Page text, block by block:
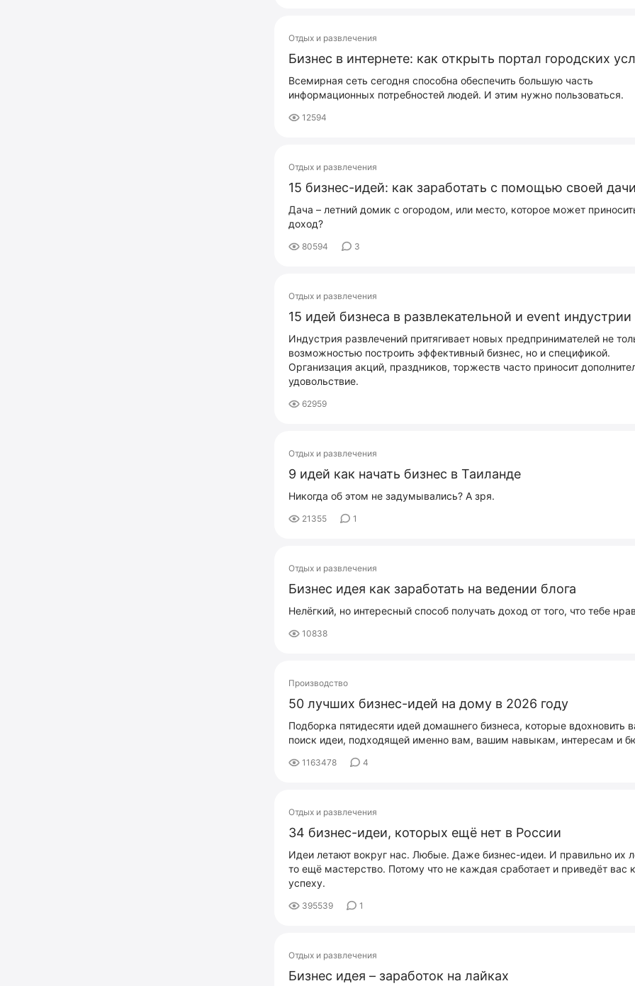
Отдых и развлечения
Бизнес в интернете: как открыть портал городских
Всемирная сеть сегодня способна обеспечить большую часть
информационных потребностей людей. И этим нужно пользоваться.
12594
Отдых и развлечения
15 бизнес-идей: как заработать с помощью своей дачи
Дача – летний домик с огородом, или место, которое может
доход?
80594 3
Отдых и развлечения
15 идей бизнеса в развлекательной и event индустрии
Индустрия развлечений притягивает новых предпринимателей не
возможностью построить эффективный бизнес, но и спецификой.
Организация акций, праздников, торжеств часто приносит
удовольствие.
62959
Отдых и развлечения
9 идей как начать бизнес в Таиланде
Никогда об этом не задумывались? А зря.
21355 1
Отдых и развлечения
Бизнес идея как заработать на ведении блога
Нелёгкий, но интересный способ получать доход от того, что тебе
10838
Производство
50 лучших бизнес-идей на дому в 2026 году
Подборка пятидесяти идей домашнего бизнеса, которые вдохновить
поиск идеи, подходящей именно вам, вашим навыкам, интересам и
1163478 4
Отдых и развлечения
34 бизнес-идеи, которых ещё нет в России
Идеи летают вокруг нас. Любые. Даже бизнес-идеи. И правильно их
то ещё мастерство. Потому что не каждая сработает и приведёт вас к
успеху.
395539 1
Отдых и развлечения
Бизнес идея – заработок на лайках